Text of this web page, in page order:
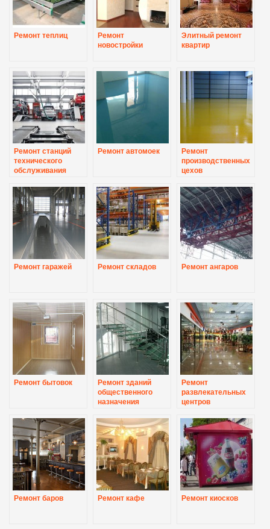
Ремонт теплиц
Ремонт
новостройки
Элитный ремонт
квартир
Ремонт станций
технического
обслуживания
Ремонт автомоек
Ремонт
производственных
цехов
Ремонт гаражей Ремонт складов Ремонт ангаров
Ремонт бытовок
Ремонт зданий
общественного
назначения
Ремонт
развлекательных
центров
Ремонт баров Ремонт кафе Ремонт киосков